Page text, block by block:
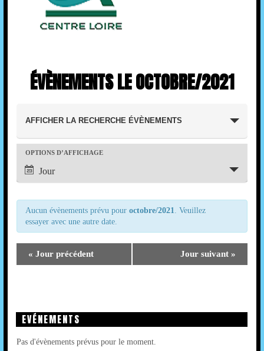
ÉVÈNEMENTS LE OCTOBRE/2021
E
E
C
T
N
AFFICHER LA RECHERCHE ÉVÈNEMENTS
V
G
A
T
N
D
OPTIONS D’AFFICHAGE
Jour
Aucun évènements prévu pour octobre/2021. Veuillez
essayer avec une autre date.
« Jour précédent Jour suivant»
EVÉNEMENTS
Pas d'évènements prévus pour le moment.